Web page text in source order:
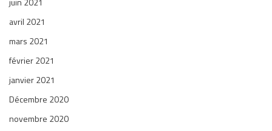
avril 2021
mars 2021
février 2021
janvier 2021
Décembre 2020
novembre 2020